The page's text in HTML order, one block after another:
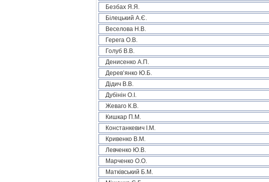
Безбах Я.Я.
Білецький А.Є.
Веселова Н.В.
Герега О.В.
Голуб В.В.
Денисенко А.П.
Дерев’янко Ю.Б.
Дідич В.В.
Дубінін О.І.
Жеваго К.В.
Кишкар П.М.
Констанкевич І.М.
Кривенко В.М.
Левченко Ю.В.
Марченко О.О.
Матківський Б.М.